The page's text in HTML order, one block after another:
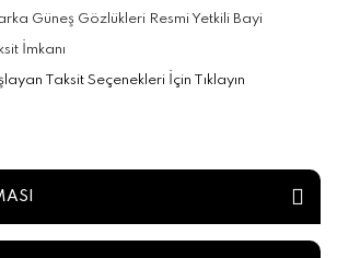
Güneş Gözlükleri Resmi Yetkili Bayi
İmkanı
Taksit Seçenekleri İçin Tıklayın